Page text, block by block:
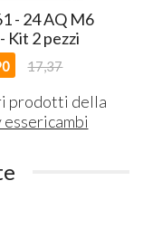
- 24 AQ M6
Kit 2 pezzi
17,37
prodotti della